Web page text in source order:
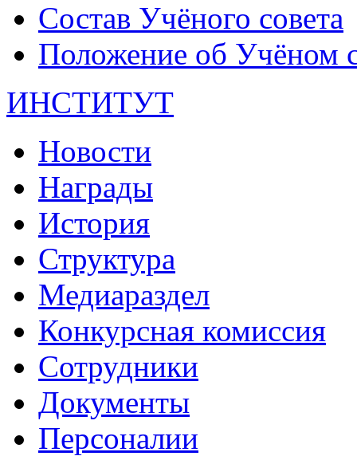
Состав Учёного совета
Положение об Учёном
ИНСТИТУТ
Новости
Награды
История
Структура
Медиараздел
Конкурсная комиссия
Сотрудники
Документы
Персоналии